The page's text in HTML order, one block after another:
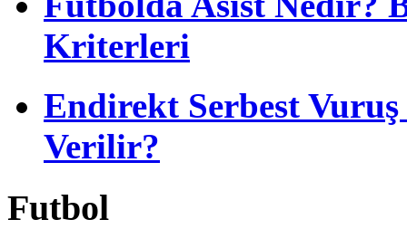
Kriterleri
Endirekt Serbest
Verilir?
Futbol